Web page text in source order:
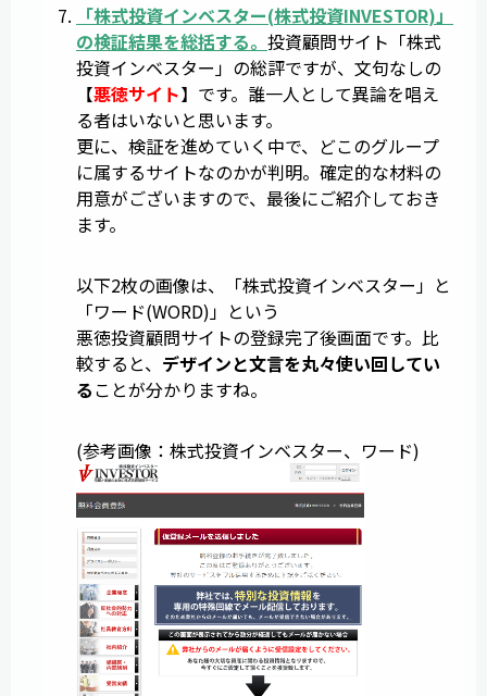
「株式投資インベスター(株式投資INVESTOR)」
の検証結果を総括する。 投資顧問サイト「株式
投資インベスター」の総評ですが、文句なしの
【悪徳サイト】です。誰一人として異論を唱え
る者はいないと思います。
更に、検証を進めていく中で、どこのグループ
に属するサイトなのかが判明。確定的な材料の
用意がございますので、最後にご紹介しておき
ます。
以下2枚の画像は、「株式投資インベスター」と
「ワード(WORD)」という
悪徳投資顧問サイトの登録完了後画面です。比
較すると、 デザインと文言を丸々使い回してい
ることが分かりますね。
(参考画像：株式投資インベスター、ワード)